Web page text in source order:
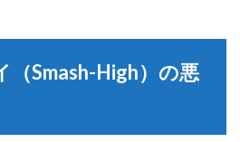
（Smash-High）の悪